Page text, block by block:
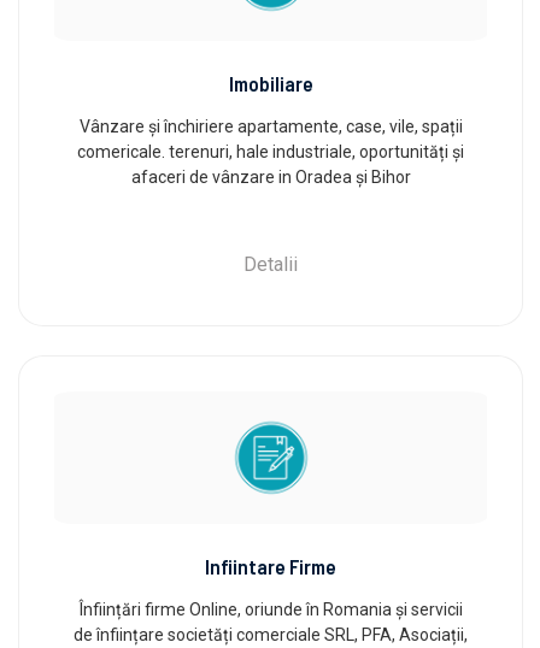
Imobiliare
Vânzare și închiriere apartamente, case, vile, spații
comericale. terenuri, hale industriale, oportunități și
afaceri de vânzare in Oradea și Bihor
Detalii
Infiintare Firme
Înființări firme Online, oriunde în Romania și servicii
de înființare societăți comerciale SRL, PFA, Asociații,